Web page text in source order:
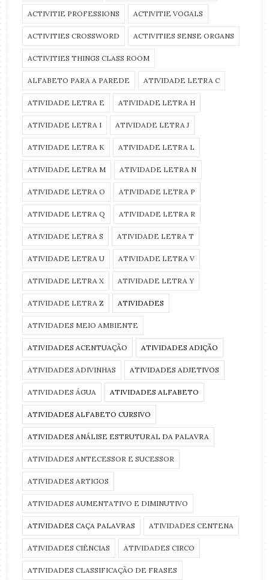
ACTIVITIE PROFESSIONS ACTIVITIE VOGALS
ACTIVITIES CROSSWORD ACTIVITIES SENSE ORGANS
ACTIVITIES THINGS CLASS ROOM
ALFABETO PARA A PAREDE ATIVIDADE LETRA C
ATIVIDADE LETRA E ATIVIDADE LETRA H
ATIVIDADE LETRA I ATIVIDADE LETRA J
ATIVIDADE LETRA K ATIVIDADE LETRA L
ATIVIDADE LETRA M ATIVIDADE LETRA N
ATIVIDADE LETRA O ATIVIDADE LETRA P
ATIVIDADE LETRA Q ATIVIDADE LETRA R
ATIVIDADE LETRA S ATIVIDADE LETRA T
ATIVIDADE LETRA U ATIVIDADE LETRA V
ATIVIDADE LETRA X ATIVIDADE LETRA Y
ATIVIDADE LETRA Z ATIVIDADES
ATIVIDADES MEIO AMBIENTE
ATIVIDADES ACENTUAÇÃO ATIVIDADES ADIÇÃO
ATIVIDADES ADIVINHAS ATIVIDADES ADJETIVOS
ATIVIDADES ÁGUA ATIVIDADES ALFABETO
ATIVIDADES ALFABETO CURSIVO
ATIVIDADES ANÁLISE ESTRUTURAL DA PALAVRA
ATIVIDADES ANTECESSOR E SUCESSOR
ATIVIDADES ARTIGOS
ATIVIDADES AUMENTATIVO E DIMINUTIVO
ATIVIDADES CAÇA PALAVRAS ATIVIDADES CENTENA
ATIVIDADES CIÊNCIAS ATIVIDADES CIRCO
ATIVIDADES CLASSIFICAÇÃO DE FRASES